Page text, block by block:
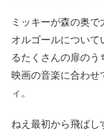
ミッキーが森の奥で
オルゴールについ
るたくさんの扉の
映画の音楽に合わせ
ィ。
ねえ最初から飛ばし